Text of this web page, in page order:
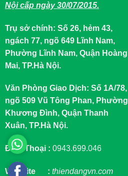
Nội cấp ngày 30/07/2015.
Trụ sở chính: Số 26, hẻm 43,
ngách 77, ngõ 649 Lĩnh Nam,
Phường Lĩnh Nam, Quận Hoàng
Mai, TP.Hà Nội.
Văn Phòng Giao Dịch: Số 1A/78,
ngõ 509 Vũ Tông Phan, Phường
Khương Đình, Quận Thanh
Xuân, TP.Hà Nội.
Điện Thoại : 0943.699.046
Website : thiendangvn.com